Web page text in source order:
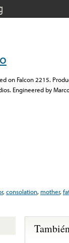
on Falcon 2215.
Engineered by
,consolation, mother,